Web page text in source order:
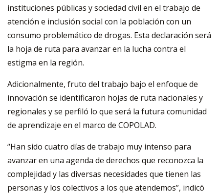
instituciones públicas y sociedad civil en el trabajo de
atención e inclusión social con la población con un
consumo problemático de drogas. Esta declaración será
la hoja de ruta para avanzar en la lucha contra el
estigma en la región.
Adicionalmente, fruto del trabajo bajo el enfoque de
innovación se identificaron hojas de ruta nacionales y
regionales y se perfiló lo que será la futura comunidad
de aprendizaje en el marco de COPOLAD.
“Han sido cuatro días de trabajo muy intenso para
avanzar en una agenda de derechos que reconozca la
complejidad y las diversas necesidades que tienen las
personas y los colectivos a los que atendemos”, indicó